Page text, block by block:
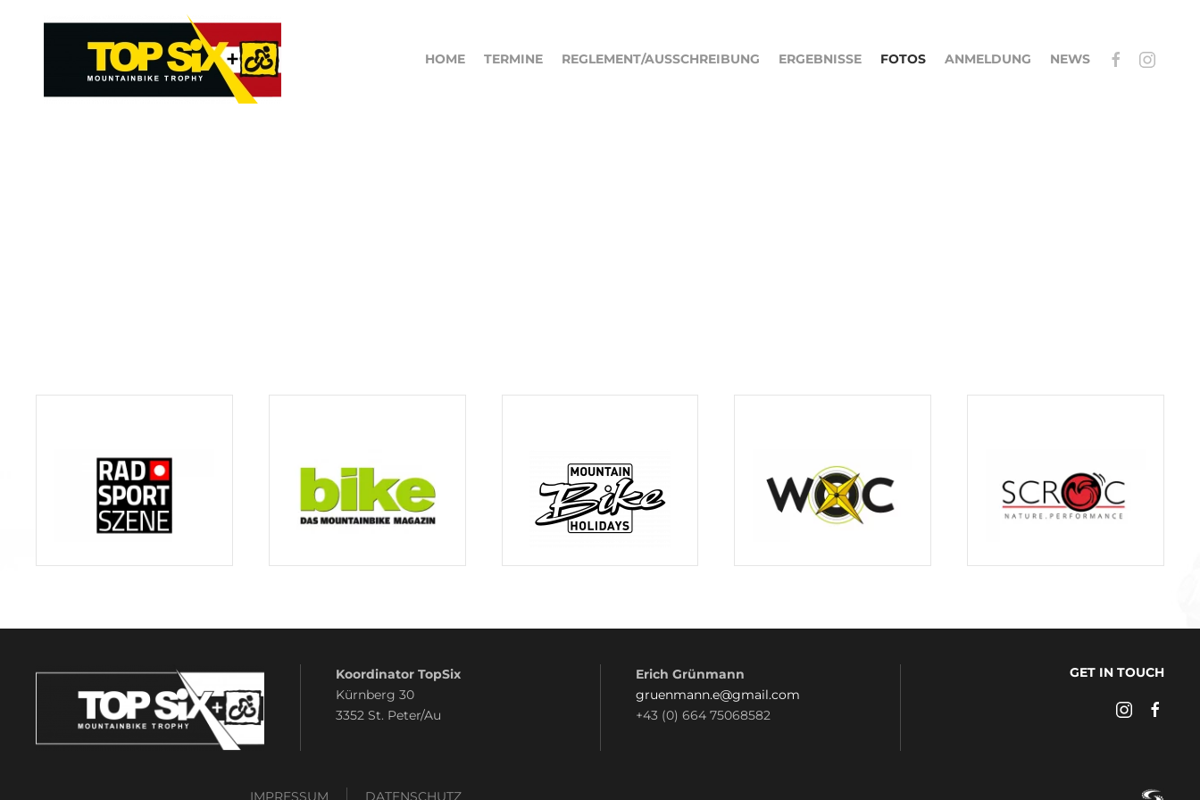
Skip to main content
HOME TERMINE REGLEMENT/AUSSCHREIBUNG ERGEBNISSE FOTOS ANMELDUNG NEWS
Koordinator TopSix
Kürnberg 30
3352 St. Peter/Au
Erich Grünmann
gruenmann.e@gmail.com
+43 (0) 664 75068582
GET IN TOUCH
IMPRESSUM DATENSCHUTZ